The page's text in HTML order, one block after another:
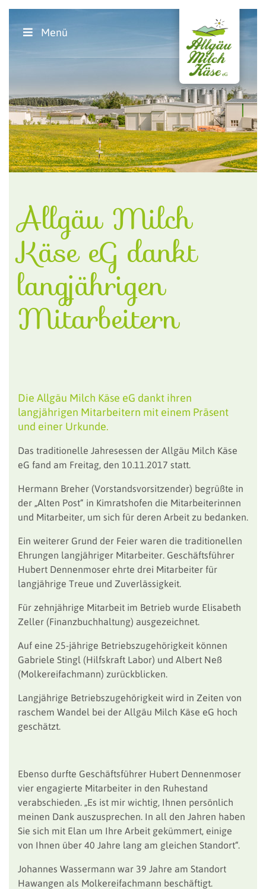
Menü
Allgäu Milch
Käse eG dankt
langjährigen
Mitarbeitern
Die Allgäu Milch Käse eG dankt ihren
langjährigen Mitarbeitern mit einem Präsent
und einer Urkunde.
Das traditionelle Jahresessen der Allgäu Milch Käse
eG fand am Freitag, den 10.11.2017 statt.
Hermann Breher (Vorstandsvorsitzender) begrüßte in
der „Alten Post“ in Kimratshofen die Mitarbeiterinnen
und Mitarbeiter, um sich für deren Arbeit zu bedanken.
Ein weiterer Grund der Feier waren die traditionellen
Ehrungen langjähriger Mitarbeiter. Geschäftsführer
Hubert Dennenmoser ehrte drei Mitarbeiter für
langjährige Treue und Zuverlässigkeit.
Für zehnjährige Mitarbeit im Betrieb wurde Elisabeth
Zeller (Finanzbuchhaltung) ausgezeichnet.
Auf eine 25-jährige Betriebszugehörigkeit können
Gabriele Stingl (Hilfskraft Labor) und Albert Neß
(Molkereifachmann) zurückblicken.
Langjährige Betriebszugehörigkeit wird in Zeiten von
raschem Wandel bei der Allgäu Milch Käse eG hoch
geschätzt.
Ebenso durfte Geschäftsführer Hubert Dennenmoser
vier engagierte Mitarbeiter in den Ruhestand
verabschieden. „Es ist mir wichtig, Ihnen persönlich
meinen Dank auszusprechen. In all den Jahren haben
Sie sich mit Elan um Ihre Arbeit gekümmert, einige
von Ihnen über 40 Jahre lang am gleichen Standort“.
Johannes Wassermann war 39 Jahre am Standort
Hawangen als Molkereifachmann beschäftigt.